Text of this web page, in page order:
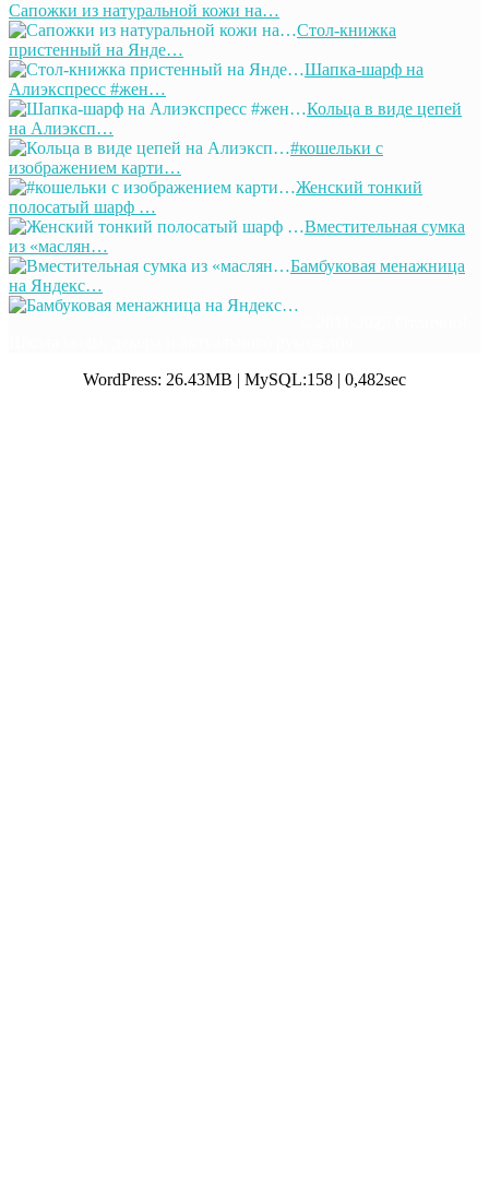
Сапожки из натуральной кожи на…
Стол-книжка
пристенный на Янде…
Шапка-шарф на
Алиэкспресс #жен…
Кольца в виде цепей
на Алиэксп…
#кошельки с
изображением карти…
Женский тонкий
полосатый шарф …
Вместительная сумка
из «маслян…
Бамбуковая менажница
на Яндекс…
WordPress: 26.43MB | MySQL:158 | 0,482sec